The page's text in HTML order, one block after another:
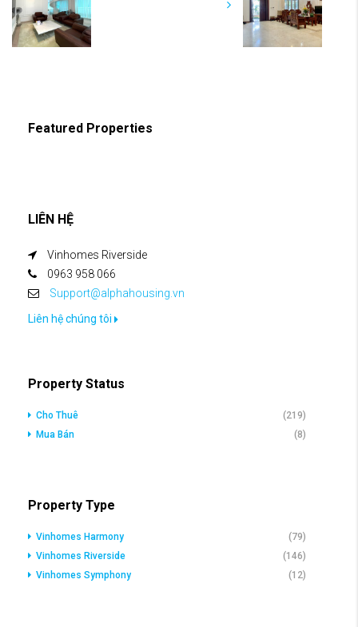
Featured Properties
LIÊN HỆ
Vinhomes Riverside
0963 958 066
Support@alphahousing.vn
Liên hệ chúng tôi
Property Status
Cho Thuê
(219)
Mua Bán
(8)
Property Type
Vinhomes Harmony
(79)
Vinhomes Riverside
(146)
Vinhomes Symphony
(12)